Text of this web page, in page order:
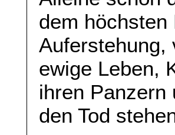
dem
Auferstehung,
ewige Leben,
ihren Panzern
den Tod